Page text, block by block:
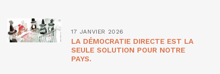
17 JANVIER 2026
LA DÉMOCRATIE DIRECTE EST LA
SEULE SOLUTION POUR NOTRE
PAYS.